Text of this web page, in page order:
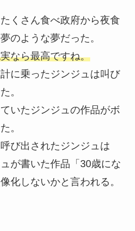
くさん食べ政府から夜食
のような夢だった。
なら最高ですね。
に乗ったジンジュは叫び
。
いたジンジュの作品がボ
。
び出されたジンジュは
が書いた作品「30歳にな
化しないかと言われる。